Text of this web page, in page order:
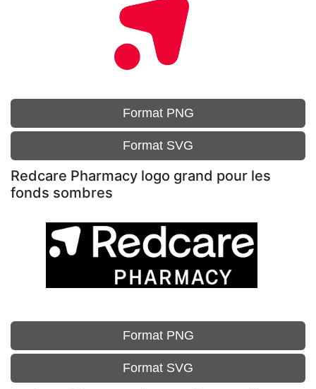
Format PNG
Format SVG
Redcare Pharmacy logo grand pour les
fonds sombres
Format PNG
Format SVG